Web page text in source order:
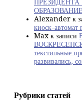
Alexander к
киоск-автомат
Max к записи
текстильные
развивались,
Рубрики статей